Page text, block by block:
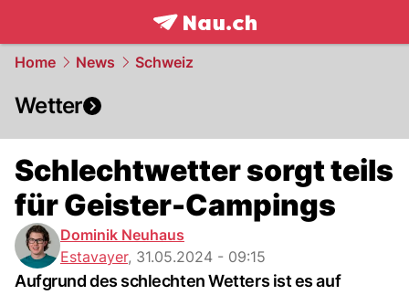
frontpage.NAU.ch
Home News Schweiz
Wetter
Schlechtwetter sorgt teils
für Geister-Campings
Dominik Neuhaus
Estavayer, 31.05.2024 - 09:15
Aufgrund des schlechten Wetters ist es auf